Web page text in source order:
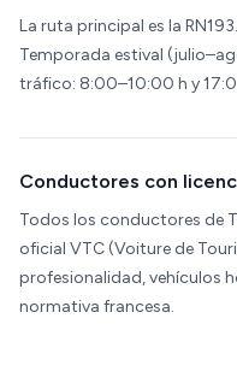
La ruta principal es la
Temporada estival
tráfico: 8:00–10:00 h y
Conductores con
Todos los conductores de
oficial VTC (Voiture de
profesionalidad, vehículos
normativa francesa.